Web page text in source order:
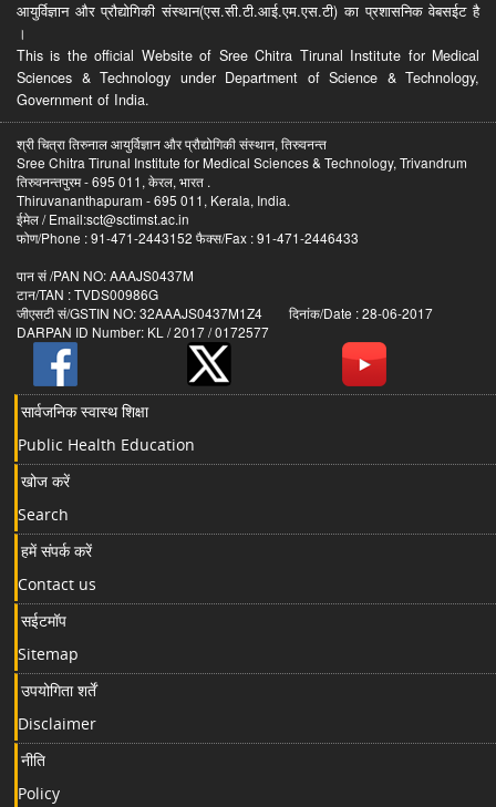
आयुर्विज्ञान और प्रौद्योगिकी संस्थान(एस.सी.टी.आई.एम.एस.टी) का प्रशासनिक वेबसईट है
।
This is the official Website of Sree Chitra Tirunal Institute for Medical
Sciences & Technology under Department of Science & Technology,
Government of India.
श्री चित्रा तिरुनाल आयुर्विज्ञान और प्रौद्योगिकी संस्थान, तिरुवनन्त
Sree Chitra Tirunal Institute for Medical Sciences & Technology, Trivandrum
तिरुवनन्तपुरम - 695 011, केरल, भारत .
Thiruvananthapuram - 695 011, Kerala, India.
ईमेल / Email:sct@sctimst.ac.in
फोण/Phone : 91-471-2443152 फैक्स/Fax : 91-471-2446433
पान सं /PAN NO: AAAJS0437M
टान/TAN : TVDS00986G
जीएसटी सं/GSTIN NO: 32AAAJS0437M1Z4 दिनांक/Date : 28-06-2017
DARPAN ID Number: KL / 2017 / 0172577
सार्वजनिक स्वास्थ शिक्षा
Public Health Education
खोज करें
Search
हमें संपर्क करें
Contact us
सईटमॉप
Sitemap
उपयोगिता शर्तें
Disclaimer
नीति
Policy